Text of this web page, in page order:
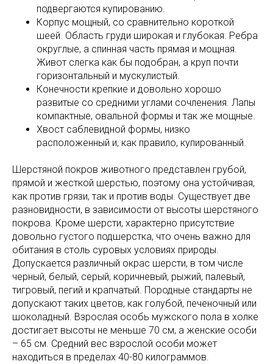
подвергаются купированию.
Корпус мощный, со сравнительно короткой
шеей. Область груди широкая и глубокая. Ребра
округлые, а спинная часть прямая и мощная.
Живот слегка как бы подобран, а круп почти
горизонтальный и мускулистый.
Конечности крепкие и довольно хорошо
развитые со средними углами сочленения. Лапы
компактные, овальной формы и так же мощные.
Хвост саблевидной формы, низко
расположенный и, как правило, купированный.
Шерстяной покров животного представлен грубой,
прямой и жесткой шерстью, поэтому она устойчивая,
как против грязи, так и против воды. Существует две
разновидности, в зависимости от высоты шерстяного
покрова. Кроме шерсти, характерно присутствие
довольно густого подшерстка, что очень важно для
обитания в столь суровых условиях природы.
Допускается различный окрас шерсти, в том числе
черный, белый, серый, коричневый, рыжий, палевый,
тигровый, пегий и крапчатый. Породные стандарты не
допускают таких цветов, как голубой, печеночный или
шоколадный. Взрослая особь мужского пола в холке
достигает высоты не меньше 70 см, а женские особи
– 65 см. Средний вес взрослой особи может
находиться в пределах 40-80 килограммов.